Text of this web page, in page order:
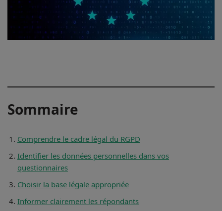
Sommaire
Comprendre le cadre légal du RGPD
Identifier les données personnelles dans vos
questionnaires
Choisir la base légale appropriée
Informer clairement les répondants